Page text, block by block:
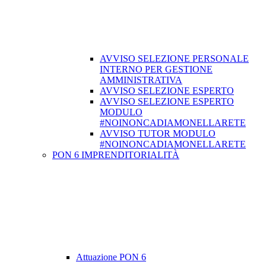
AVVISO SELEZIONE PERSONALE
INTERNO PER GESTIONE
AMMINISTRATIVA
AVVISO SELEZIONE ESPERTO
AVVISO SELEZIONE ESPERTO
MODULO
#NOINONCADIAMONELLARETE
AVVISO TUTOR MODULO
#NOINONCADIAMONELLARETE
PON 6 IMPRENDITORIALITÀ
Attuazione PON 6